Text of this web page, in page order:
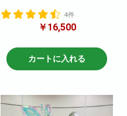
が登場！
まだ日本では珍しいスタンド花
てます！
※サイズ高さ160センチ×70セン
すので直接当店までお問い合わ
せ下さい!
4件
￥16,500
カートに入れる